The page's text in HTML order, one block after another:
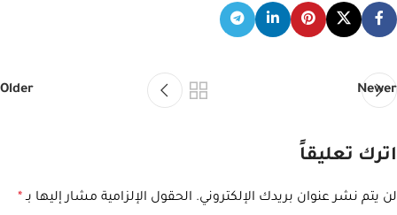
Newer
Older
اترك تعليقاً
لن يتم نشر عنوان بريدك الإلكتروني. الحقول الإلزامية مشار إليها بـ*